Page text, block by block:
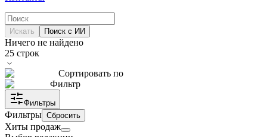
Искать Поиск с ИИ
Ничего не найдено
25 строк
Сортировать по
Фильтр
Фильтры
Фильтры Сбросить
Хиты продаж